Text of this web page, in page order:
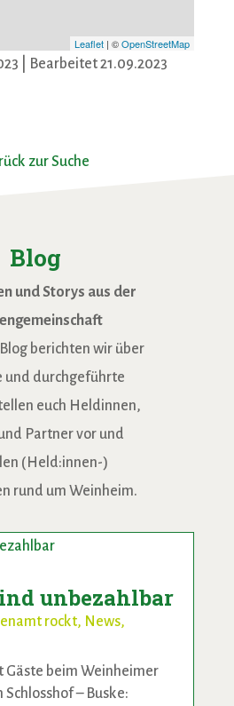
Leaflet | ©OpenStreetMap
| Bearbeitet 21.09.2023
zur Suche
Blog
und Storys aus der
berichten wir über
und durchgeführte
euch Heldinnen,
Partner vor und
(Held:innen-)
rund um Weinheim.
unbezahlbar
rockt, News,
beim Weinheimer
– Buske: